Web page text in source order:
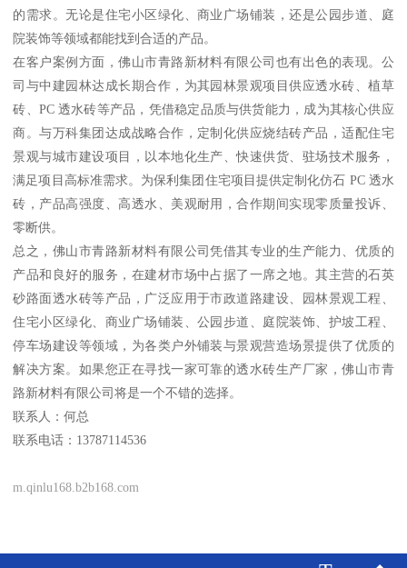
的需求。无论是住宅小区绿化、商业广场铺装，还是公园步道、庭
院装饰等领域都能找到合适的产品。
在客户案例方面，佛山市青路新材料有限公司也有出色的表现。公
司与中建园林达成长期合作，为其园林景观项目供应透水砖、植草
砖、PC 透水砖等产品，凭借稳定品质与供货能力，成为其核心供应
商。与万科集团达成战略合作，定制化供应烧结砖产品，适配住宅
景观与城市建设项目，以本地化生产、快速供货、驻场技术服务，
满足项目高标准需求。为保利集团住宅项目提供定制化仿石 PC 透水
砖，产品高强度、高透水、美观耐用，合作期间实现零质量投诉、
零断供。
总之，佛山市青路新材料有限公司凭借其专业的生产能力、优质的
产品和良好的服务，在建材市场中占据了一席之地。其主营的石英
砂路面透水砖等产品，广泛应用于市政道路建设、园林景观工程、
住宅小区绿化、商业广场铺装、公园步道、庭院装饰、护坡工程、
停车场建设等领域，为各类户外铺装与景观营造场景提供了优质的
解决方案。如果您正在寻找一家可靠的透水砖生产厂家，佛山市青
路新材料有限公司将是一个不错的选择。
联系人：何总
联系电话：13787114536
m.qinlu168.b2b168.com